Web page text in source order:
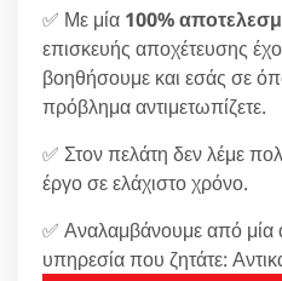
✅ Με μία 100%
επισκευής αποχέτευσης
βοηθήσουμε και εσάς σε
πρόβλημα αντιμετωπίζετε.
✅ Στον πελάτη δεν λέμε
έργο σε ελάχιστο χρόνο.
✅ Αναλαμβάνουμε από
υπηρεσία που ζητάτε: